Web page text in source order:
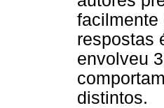
facilmente
respostas
envolveu
distintos.